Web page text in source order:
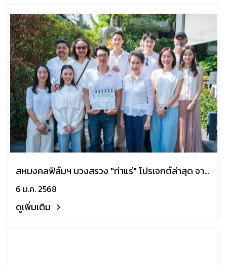
สหมงคลฟิล์มฯ บวงสรวง "ท่าแร่" โปรเจกต์ล่าสุด จาก
ผู้กำกับ 'ธี่หยด' แท็กทีม 'เจมส์ จิรายุ - มีน พีรวิชญ์ -
เอก ธเนศ - แพรวา ณิชาภัทร' ปลุกความสยองครั้งใหม่
เร็ว ๆ นี้ ในโรงภาพยนตร์
6 ม.ค. 2568
ดูเพิ่มเติม